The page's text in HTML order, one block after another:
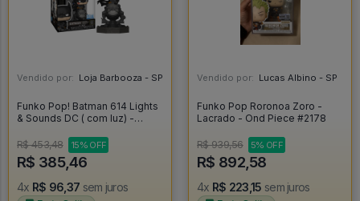
Vendido por: Loja Barbooza - SP
Funko Pop! Batman 614 Lights
& Sounds DC ( com luz) -
R$ 453,48
15% OFF
R$ 385,46
4x R$ 96,37 sem juros
Vendido por: Lucas Albino - SP
Funko Pop Roronoa Zoro -
Lacrado - Ond Piece #2178
R$ 939,56 5% OFF
R$ 892,58
4x R$ 223,15 sem juros